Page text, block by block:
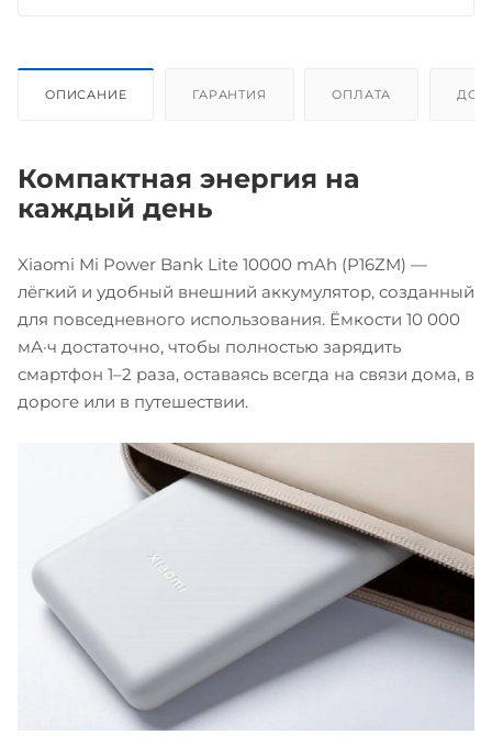
ОПИСАНИЕ ГАРАНТИЯ ОПЛАТА
Компактная энергия на
каждый день
Xiaomi Mi Power Bank Lite 10000 mAh (P16ZM) —
лёгкий и удобный внешний аккумулятор, созданный
для повседневного использования. Ёмкости 10 000
мА·ч достаточно, чтобы полностью зарядить
смартфон 1–2 раза, оставаясь всегда на связи дома, в
дороге или в путешествии.